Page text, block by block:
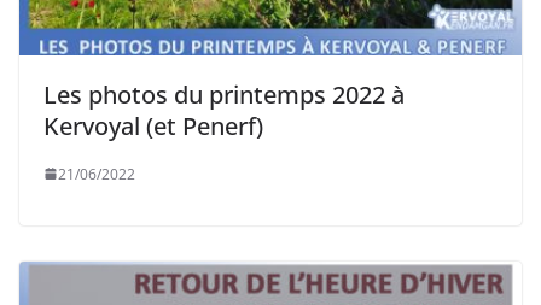
Les photos du printemps 2022 à
Kervoyal (et Penerf)
21/06/2022